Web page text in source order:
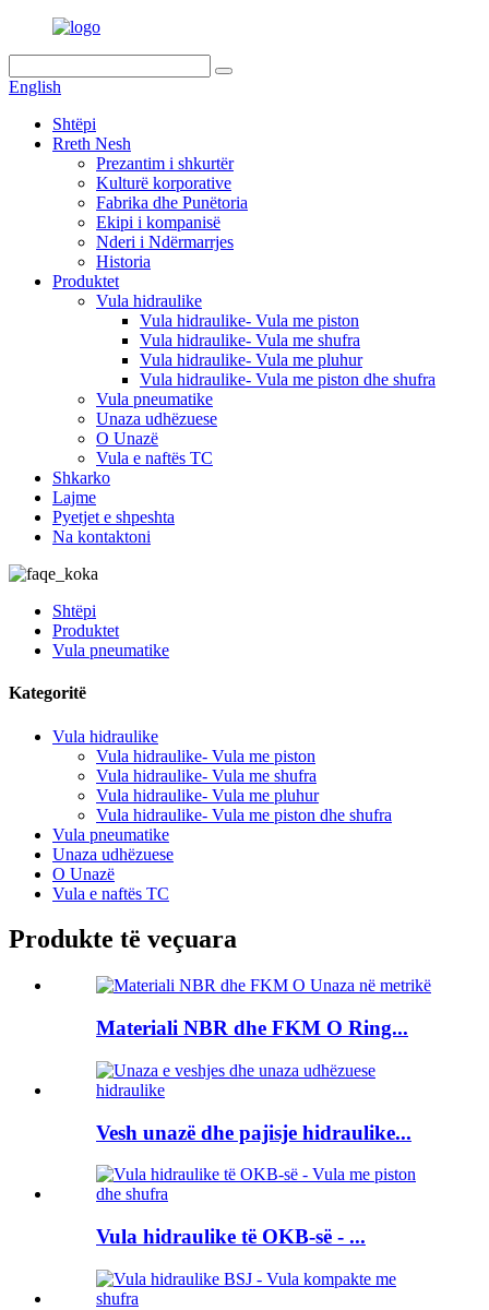
English
Shtëpi
Rreth Nesh
Prezantim i shkurtër
Kulturë korporative
Fabrika dhe Punëtoria
Ekipi i kompanisë
Nderi i Ndërmarrjes
Historia
Produktet
Vula hidraulike
Vula hidraulike- Vula me piston
Vula hidraulike- Vula me shufra
Vula hidraulike- Vula me pluhur
Vula hidraulike- Vula me piston dhe shufra
Vula pneumatike
Unaza udhëzuese
O Unazë
Vula e naftës TC
Shkarko
Lajme
Pyetjet e shpeshta
Na kontaktoni
Shtëpi
Produktet
Vula pneumatike
Kategoritë
Vula hidraulike
Vula hidraulike- Vula me piston
Vula hidraulike- Vula me shufra
Vula hidraulike- Vula me pluhur
Vula hidraulike- Vula me piston dhe shufra
Vula pneumatike
Unaza udhëzuese
O Unazë
Vula e naftës TC
Produkte të veçuara
Materiali NBR dhe FKM O Ring...
Vesh unazë dhe pajisje hidraulike...
Vula hidraulike të OKB-së - ...